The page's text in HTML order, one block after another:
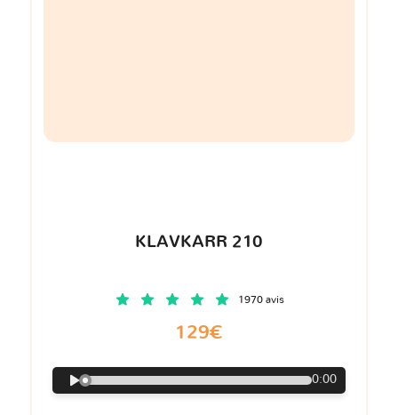
KLAVKARR 210
1970 avis
129€
0:00